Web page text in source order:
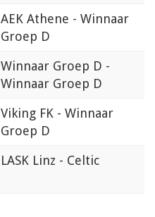
AEK Athene - Winnaar
Groep D
Winnaar Groep D -
Winnaar Groep D
Viking FK - Winnaar
Groep D
LASK Linz - Celtic